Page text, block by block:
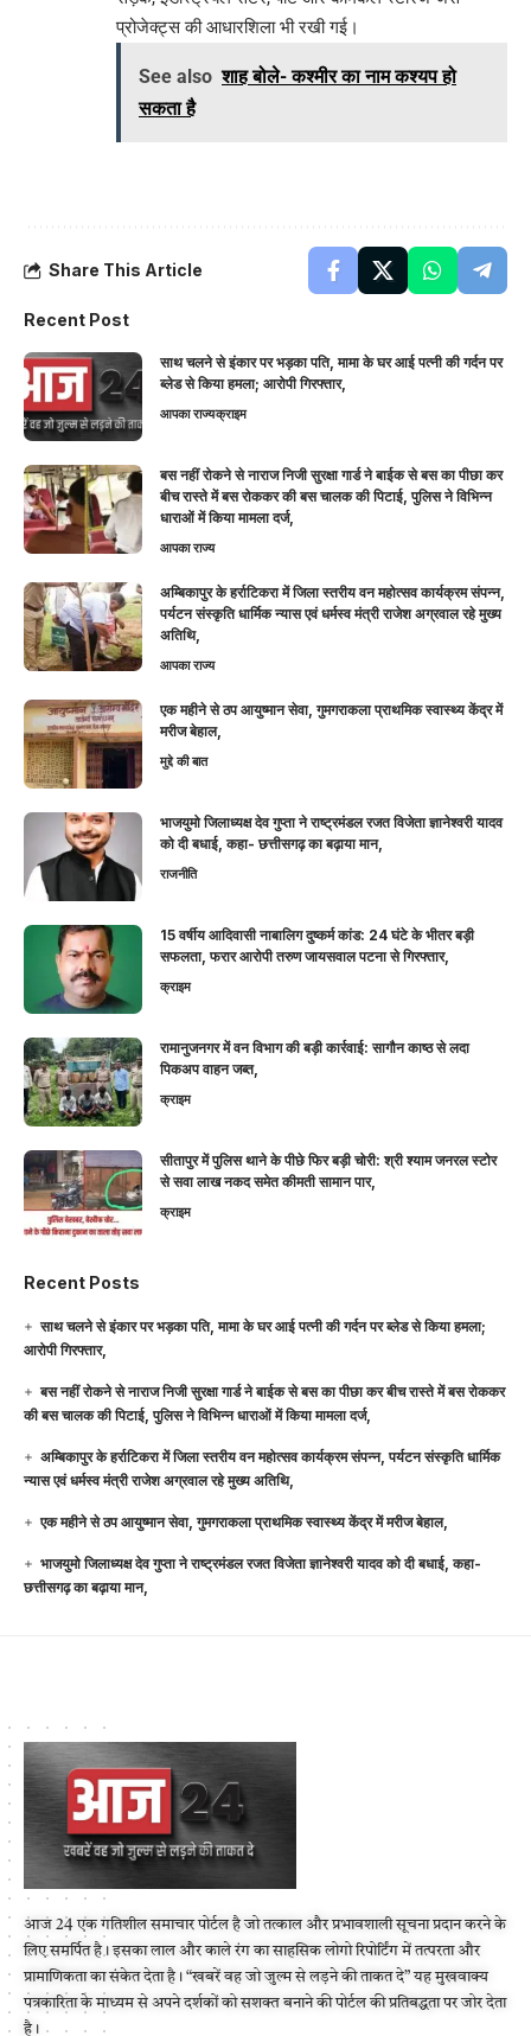
प्रोजेक्ट्स की आधारशिला भी रखी गई।
See also शाह बोले- कश्मीर का नाम कश्यप हो
सकता है
Share This Article
Recent Post
साथ चलने से इंकार पर भड़का पति, मामा के घर आई पत्नी की गर्दन पर
ब्लेड से किया हमला; आरोपी गिरफ्तार,
आपका राज्यक्राइम
बस नहीं रोकने से नाराज निजी सुरक्षा गार्ड ने बाईक से बस का पीछा कर
बीच रास्ते में बस रोककर की बस चालक की पिटाई, पुलिस ने विभिन्न
धाराओं में किया मामला दर्ज,
आपका राज्य
अम्बिकापुर के हर्राटिकरा में जिला स्तरीय वन महोत्सव कार्यक्रम संपन्न,
पर्यटन संस्कृति धार्मिक न्यास एवं धर्मस्व मंत्री राजेश अग्रवाल रहे मुख्य
अतिथि,
आपका राज्य
एक महीने से ठप आयुष्मान सेवा, गुमगराकला प्राथमिक स्वास्थ्य केंद्र में
मरीज बेहाल,
मुद्दे की बात
भाजयुमो जिलाध्यक्ष देव गुप्ता ने राष्ट्रमंडल रजत विजेता ज्ञानेश्वरी यादव
को दी बधाई, कहा- छत्तीसगढ़ का बढ़ाया मान,
राजनीति
15 वर्षीय आदिवासी नाबालिग दुष्कर्म कांड: 24 घंटे के भीतर बड़ी
सफलता, फरार आरोपी तरुण जायसवाल पटना से गिरफ्तार,
क्राइम
रामानुजनगर में वन विभाग की बड़ी कार्रवाई: सागौन काष्ठ से लदा
पिकअप वाहन जब्त,
क्राइम
सीतापुर में पुलिस थाने के पीछे फिर बड़ी चोरी: श्री श्याम जनरल स्टोर
से सवा लाख नकद समेत कीमती सामान पार,
क्राइम
Recent Posts
साथ चलने से इंकार पर भड़का पति, मामा के घर आई पत्नी की गर्दन पर ब्लेड से किया हमला;
आरोपी गिरफ्तार,
बस नहीं रोकने से नाराज निजी सुरक्षा गार्ड ने बाईक से बस का पीछा कर बीच रास्ते में बस रोककर
की बस चालक की पिटाई, पुलिस ने विभिन्न धाराओं में किया मामला दर्ज,
अम्बिकापुर के हर्राटिकरा में जिला स्तरीय वन महोत्सव कार्यक्रम संपन्न, पर्यटन संस्कृति धार्मिक
न्यास एवं धर्मस्व मंत्री राजेश अग्रवाल रहे मुख्य अतिथि,
एक महीने से ठप आयुष्मान सेवा, गुमगराकला प्राथमिक स्वास्थ्य केंद्र में मरीज बेहाल,
भाजयुमो जिलाध्यक्ष देव गुप्ता ने राष्ट्रमंडल रजत विजेता ज्ञानेश्वरी यादव को दी बधाई, कहा-
छत्तीसगढ़ का बढ़ाया मान,
आज 24 एक गतिशील समाचार पोर्टल है जो तत्काल और प्रभावशाली सूचना प्रदान करने के
लिए समर्पित है। इसका लाल और काले रंग का साहसिक लोगो रिपोर्टिंग में तत्परता और
प्रामाणिकता का संकेत देता है। “खबरें वह जो जुल्म से लड़ने की ताकत दे” यह मुखवाक्य
पत्रकारिता के माध्यम से अपने दर्शकों को सशक्त बनाने की पोर्टल की प्रतिबद्धता पर जोर देता
है।